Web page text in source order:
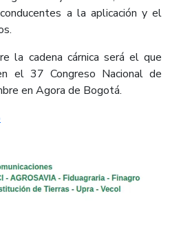
a la aplicación y el
la cadena cárnica será el que
el 37 Congreso Nacional de
en Agora de Bogotá.